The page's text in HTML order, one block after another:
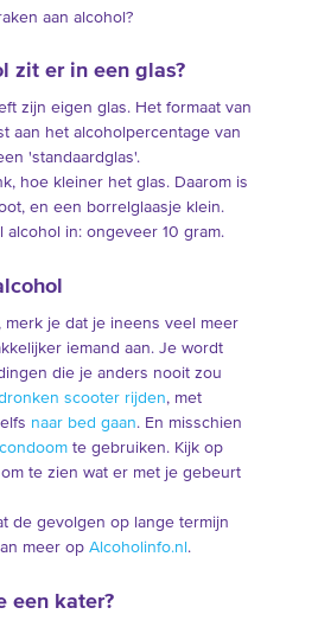
aan alcohol?
zit er in een glas?
zijn eigen glas. Het formaat van
aan het alcoholpercentage van
'standaardglas'.
hoe kleiner het glas. Daarom is
en een borrelglaasje klein.
alcohol in: ongeveer 10 gram.
merk je dat je ineens veel meer
iemand aan. Je wordt
die je anders nooit zou
scooter rijden, met
naar bed gaan. En misschien
condoomte gebruiken. Kijk op
om te zien wat er met je gebeurt
de gevolgen op lange termijn
meer op Alcoholinfo.nl .
een kater?